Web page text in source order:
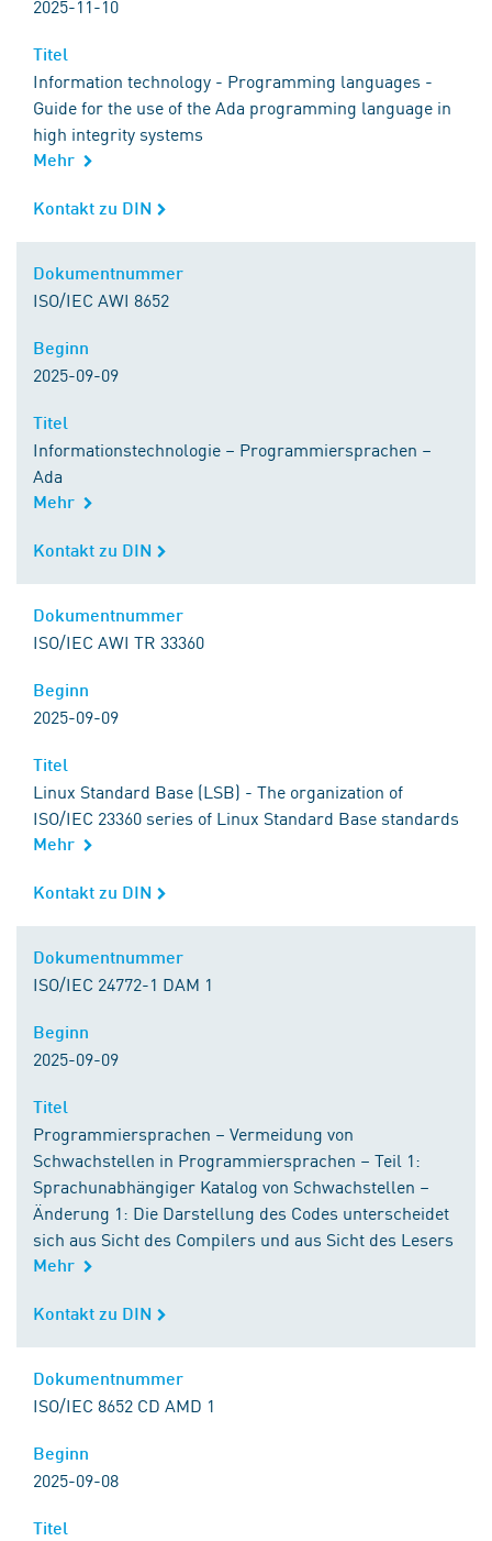
2025-11-10
Titel
Information technology - Programming languages -
Guide for the use of the Ada programming language in
high integrity systems
Mehr
Kontakt zu DIN
Kontakt zu DIN
Dokumentnummer
ISO/IEC AWI 8652
Beginn
2025-09-09
Titel
Informationstechnologie – Programmiersprachen –
Ada
Mehr
Kontakt zu DIN
Kontakt zu DIN
Dokumentnummer
ISO/IEC AWI TR 33360
Beginn
2025-09-09
Titel
Linux Standard Base (LSB) - The organization of
ISO/IEC 23360 series of Linux Standard Base standards
Mehr
Kontakt zu DIN
Kontakt zu DIN
Dokumentnummer
ISO/IEC 24772-1 DAM 1
Beginn
2025-09-09
Titel
Programmiersprachen – Vermeidung von
Schwachstellen in Programmiersprachen – Teil 1:
Sprachunabhängiger Katalog von Schwachstellen –
Änderung 1: Die Darstellung des Codes unterscheidet
sich aus Sicht des Compilers und aus Sicht des Lesers
Mehr
Kontakt zu DIN
Kontakt zu DIN
Dokumentnummer
ISO/IEC 8652 CD AMD 1
Beginn
2025-09-08
Titel